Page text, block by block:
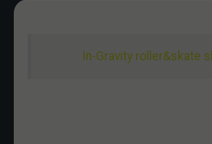
In-Gravity roller&skate